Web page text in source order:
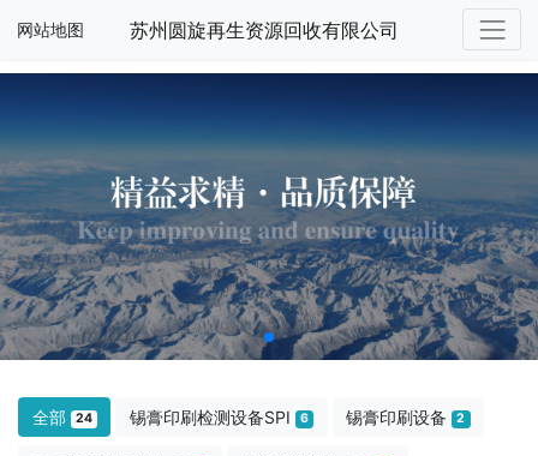
网站地图 苏州圆旋再生资源回收有限公司
全部 24 锡膏印刷检测设备SPI 6 锡膏印刷设备 2